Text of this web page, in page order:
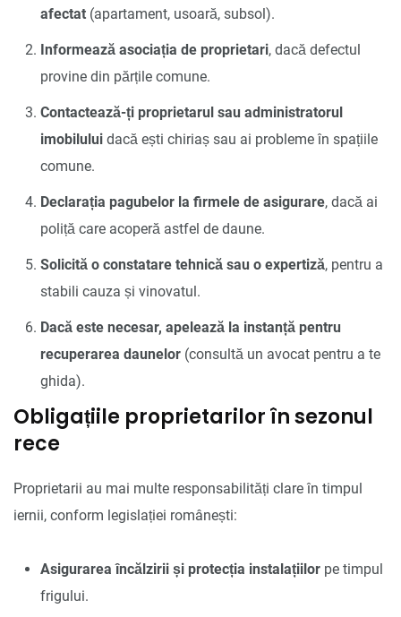
afectat (apartament, usoară, subsol).
Informează asociația de proprietari, dacă defectul
provine din părțile comune.
Contactează-ți proprietarul sau administratorul
imobilului dacă ești chiriaș sau ai probleme în spațiile
comune.
Declarația pagubelor la firmele de asigurare, dacă ai
poliță care acoperă astfel de daune.
Solicită o constatare tehnică sau o expertiză, pentru a
stabili cauza și vinovatul.
Dacă este necesar, apelează la instanță pentru
recuperarea daunelor (consultă un avocat pentru a te
ghida).
Obligațiile proprietarilor în sezonul
rece
Proprietarii au mai multe responsabilități clare în timpul
iernii, conform legislației românești:
Asigurarea încălzirii și protecția instalațiilor pe timpul
frigului.